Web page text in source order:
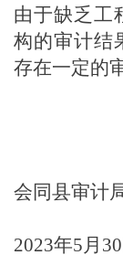
由于缺乏工
构的审计结
存在一定的
会同县审计
2023年5 月 30